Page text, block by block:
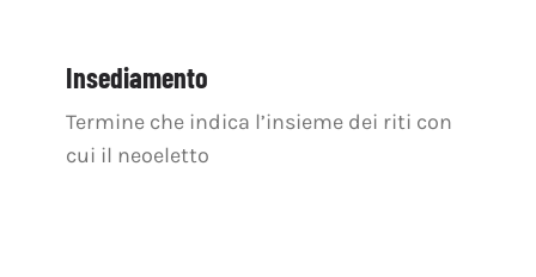
Insediamento
Termine che indica l’insieme dei riti con
cui il neoeletto